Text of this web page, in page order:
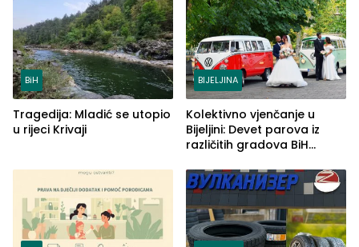
BiH
Tragedija: Mladić se utopio
u rijeci Krivaji
BIJELJINA
Kolektivno vjenčanje u
Bijeljini: Devet parova iz
različitih gradova BiH